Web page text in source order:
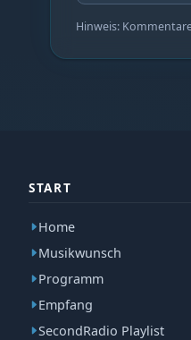
Hinweis:
START
Home
Musikwunsch
Programm
Empfang
SecondRadio Playlist